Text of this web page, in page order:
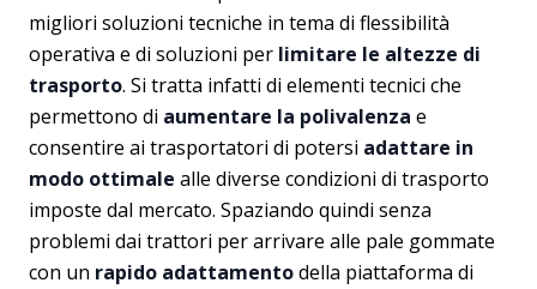
migliori soluzioni tecniche in tema di flessibilità
operativa e di soluzioni per limitare le altezze di
trasporto. Si tratta infatti di elementi tecnici che
permettono di aumentare la polivalenza e
consentire ai trasportatori di potersi adattare in
modo ottimale alle diverse condizioni di trasporto
imposte dal mercato. Spaziando quindi senza
problemi dai trattori per arrivare alle pale gommate
con un rapido adattamentodella piattaforma di